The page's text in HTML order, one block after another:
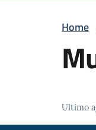
Home
Ultimo